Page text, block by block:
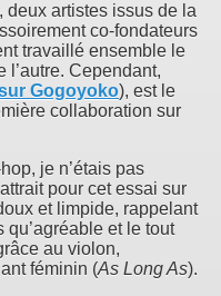
, deux artistes issus de la
co-fondateurs
travaillé ensemble le
l’autre. Cependant,
Gogoyoko), est le
collaboration sur
je n’étais pas
pour cet essai sur
et limpide, rappelant
qu’agréable et le tout
au violon,
féminin (As Long As).